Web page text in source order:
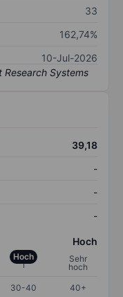
33
162,74%
10-Jul-2026
39,18
-
-
-
Hoch
Hoch
Sehr
hoch
30-40 40+